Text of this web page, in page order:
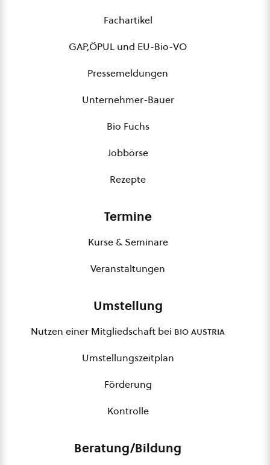
Fachartikel
GAP,ÖPUL und EU-Bio-VO
Pressemeldungen
Unternehmer-Bauer
Bio Fuchs
Jobbörse
Rezepte
Termine
Kurse & Seminare
Veranstaltungen
Umstellung
Nutzen einer Mitgliedschaft bei bio austria
Umstellungszeitplan
Förderung
Kontrolle
Beratung/Bildung